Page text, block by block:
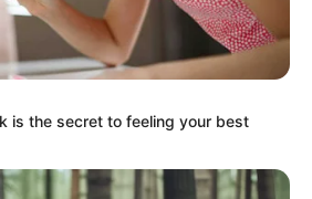
is the secret to feeling your best